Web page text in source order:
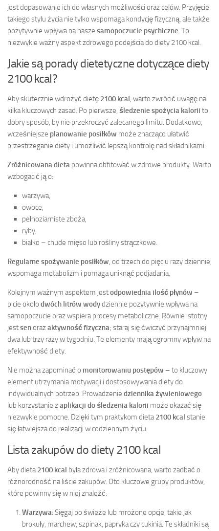
jest dopasowanie ich do własnych możliwości oraz celów. Przyjęcie
takiego stylu życia nie tylko wspomaga kondycję fizyczną, ale także
pozytywnie wpływa na nasze samopoczucie psychiczne. To
niezwykle ważny aspekt zdrowego podejścia do diety 2100 kcal.
Jakie są porady dietetyczne dotyczące diety
2100 kcal?
Aby skutecznie wdrożyć dietę 2100 kcal, warto zwrócić uwagę na
kilka kluczowych zasad. Po pierwsze, śledzenie spożycia kalorii to
dobry sposób, by nie przekroczyć zalecanego limitu. Dodatkowo,
wcześniejsze planowanie posiłków może znacząco ułatwić
przestrzeganie diety i umożliwić lepszą kontrolę nad składnikami.
Zróżnicowana dieta powinna obfitować w zdrowe produkty. Warto
wzbogacić ją o:
warzywa,
owoce,
pełnoziarniste zboża,
ryby,
białko – chude mięso lub rośliny strączkowe.
Regularne spożywanie posiłków, od trzech do pięciu razy dziennie,
wspomaga metabolizm i pomaga uniknąć podjadania.
Kolejnym ważnym aspektem jestodpowiednia ilość płynów –
picie około dwóch litrów wodydziennie pozytywnie wpływa na
samopoczucie oraz wspiera procesy metaboliczne. Równie istotny
jestsenorazaktywność fizyczna; staraj się ćwiczyć przynajmniej
dwa lub trzy razy w tygodniu. Te elementy mają ogromny wpływ na
efektywność diety.
Nie można zapominać o monitorowaniu postępów – to kluczowy
element utrzymania motywacji i dostosowywania diety do
indywidualnych potrzeb. Prowadzenie dziennika żywieniowego
lub korzystanie zaplikacji do śledzenia kalorii może okazać się
niezwykle pomocne. Dzięki tym praktykom dieta2100 kcal stanie
się łatwiejsza do realizacji w codziennym życiu.
Lista zakupów do diety 2100 kcal
Aby dieta2100 kcal była zdrowa i zróżnicowana, warto zadbać o
różnorodność na liście zakupów. Oto kluczowe grupy produktów,
które powinny się w niej znaleźć:
Warzywa: Sięgaj po świeże lub mrożone opcje, takie jak
brokuły, marchew, szpinak, papryka czy cukinia. Te składniki są